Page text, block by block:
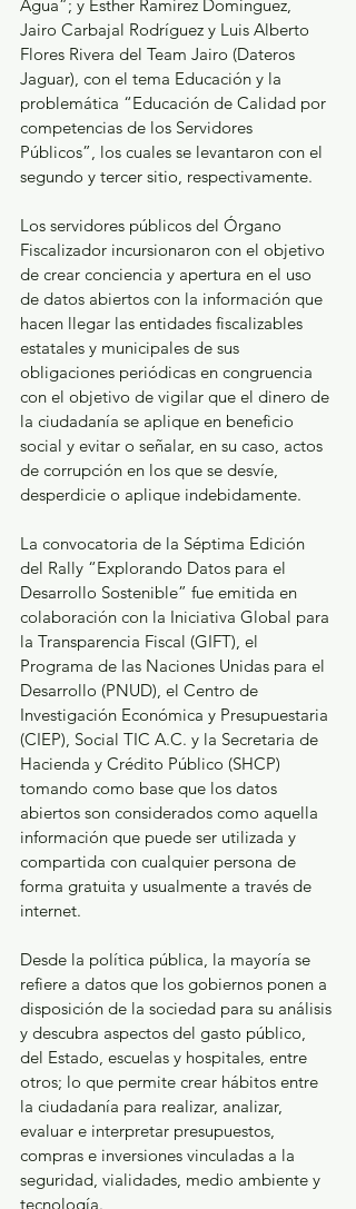
Agua”; y Esther Ramírez Domínguez,
Jairo Carbajal Rodríguez y Luis Alberto
Flores Rivera del Team Jairo (Dateros
Jaguar), con el tema Educación y la
problemática “Educación de Calidad por
competencias de los Servidores
Públicos”, los cuales se levantaron con el
segundo y tercer sitio, respectivamente.
Los servidores públicos del Órgano
Fiscalizador incursionaron con el objetivo
de crear conciencia y apertura en el uso
de datos abiertos con la información que
hacen llegar las entidades fiscalizables
estatales y municipales de sus
obligaciones periódicas en congruencia
con el objetivo de vigilar que el dinero de
la ciudadanía se aplique en beneficio
social y evitar o señalar, en su caso, actos
de corrupción en los que se desvíe,
desperdicie o aplique indebidamente.
La convocatoria de la Séptima Edición
del Rally “Explorando Datos para el
Desarrollo Sostenible” fue emitida en
colaboración con la Iniciativa Global para
la Transparencia Fiscal (GIFT), el
Programa de las Naciones Unidas para el
Desarrollo (PNUD), el Centro de
Investigación Económica y Presupuestaria
(CIEP), Social TIC A.C. y la Secretaria de
Hacienda y Crédito Público (SHCP)
tomando como base que los datos
abiertos son considerados como aquella
información que puede ser utilizada y
compartida con cualquier persona de
forma gratuita y usualmente a través de
internet.
Desde la política pública, la mayoría se
refiere a datos que los gobiernos ponen a
disposición de la sociedad para su análisis
y descubra aspectos del gasto público,
del Estado, escuelas y hospitales, entre
otros; lo que permite crear hábitos entre
la ciudadanía para realizar, analizar,
evaluar e interpretar presupuestos,
compras e inversiones vinculadas a la
seguridad, vialidades, medio ambiente y
tecnología.